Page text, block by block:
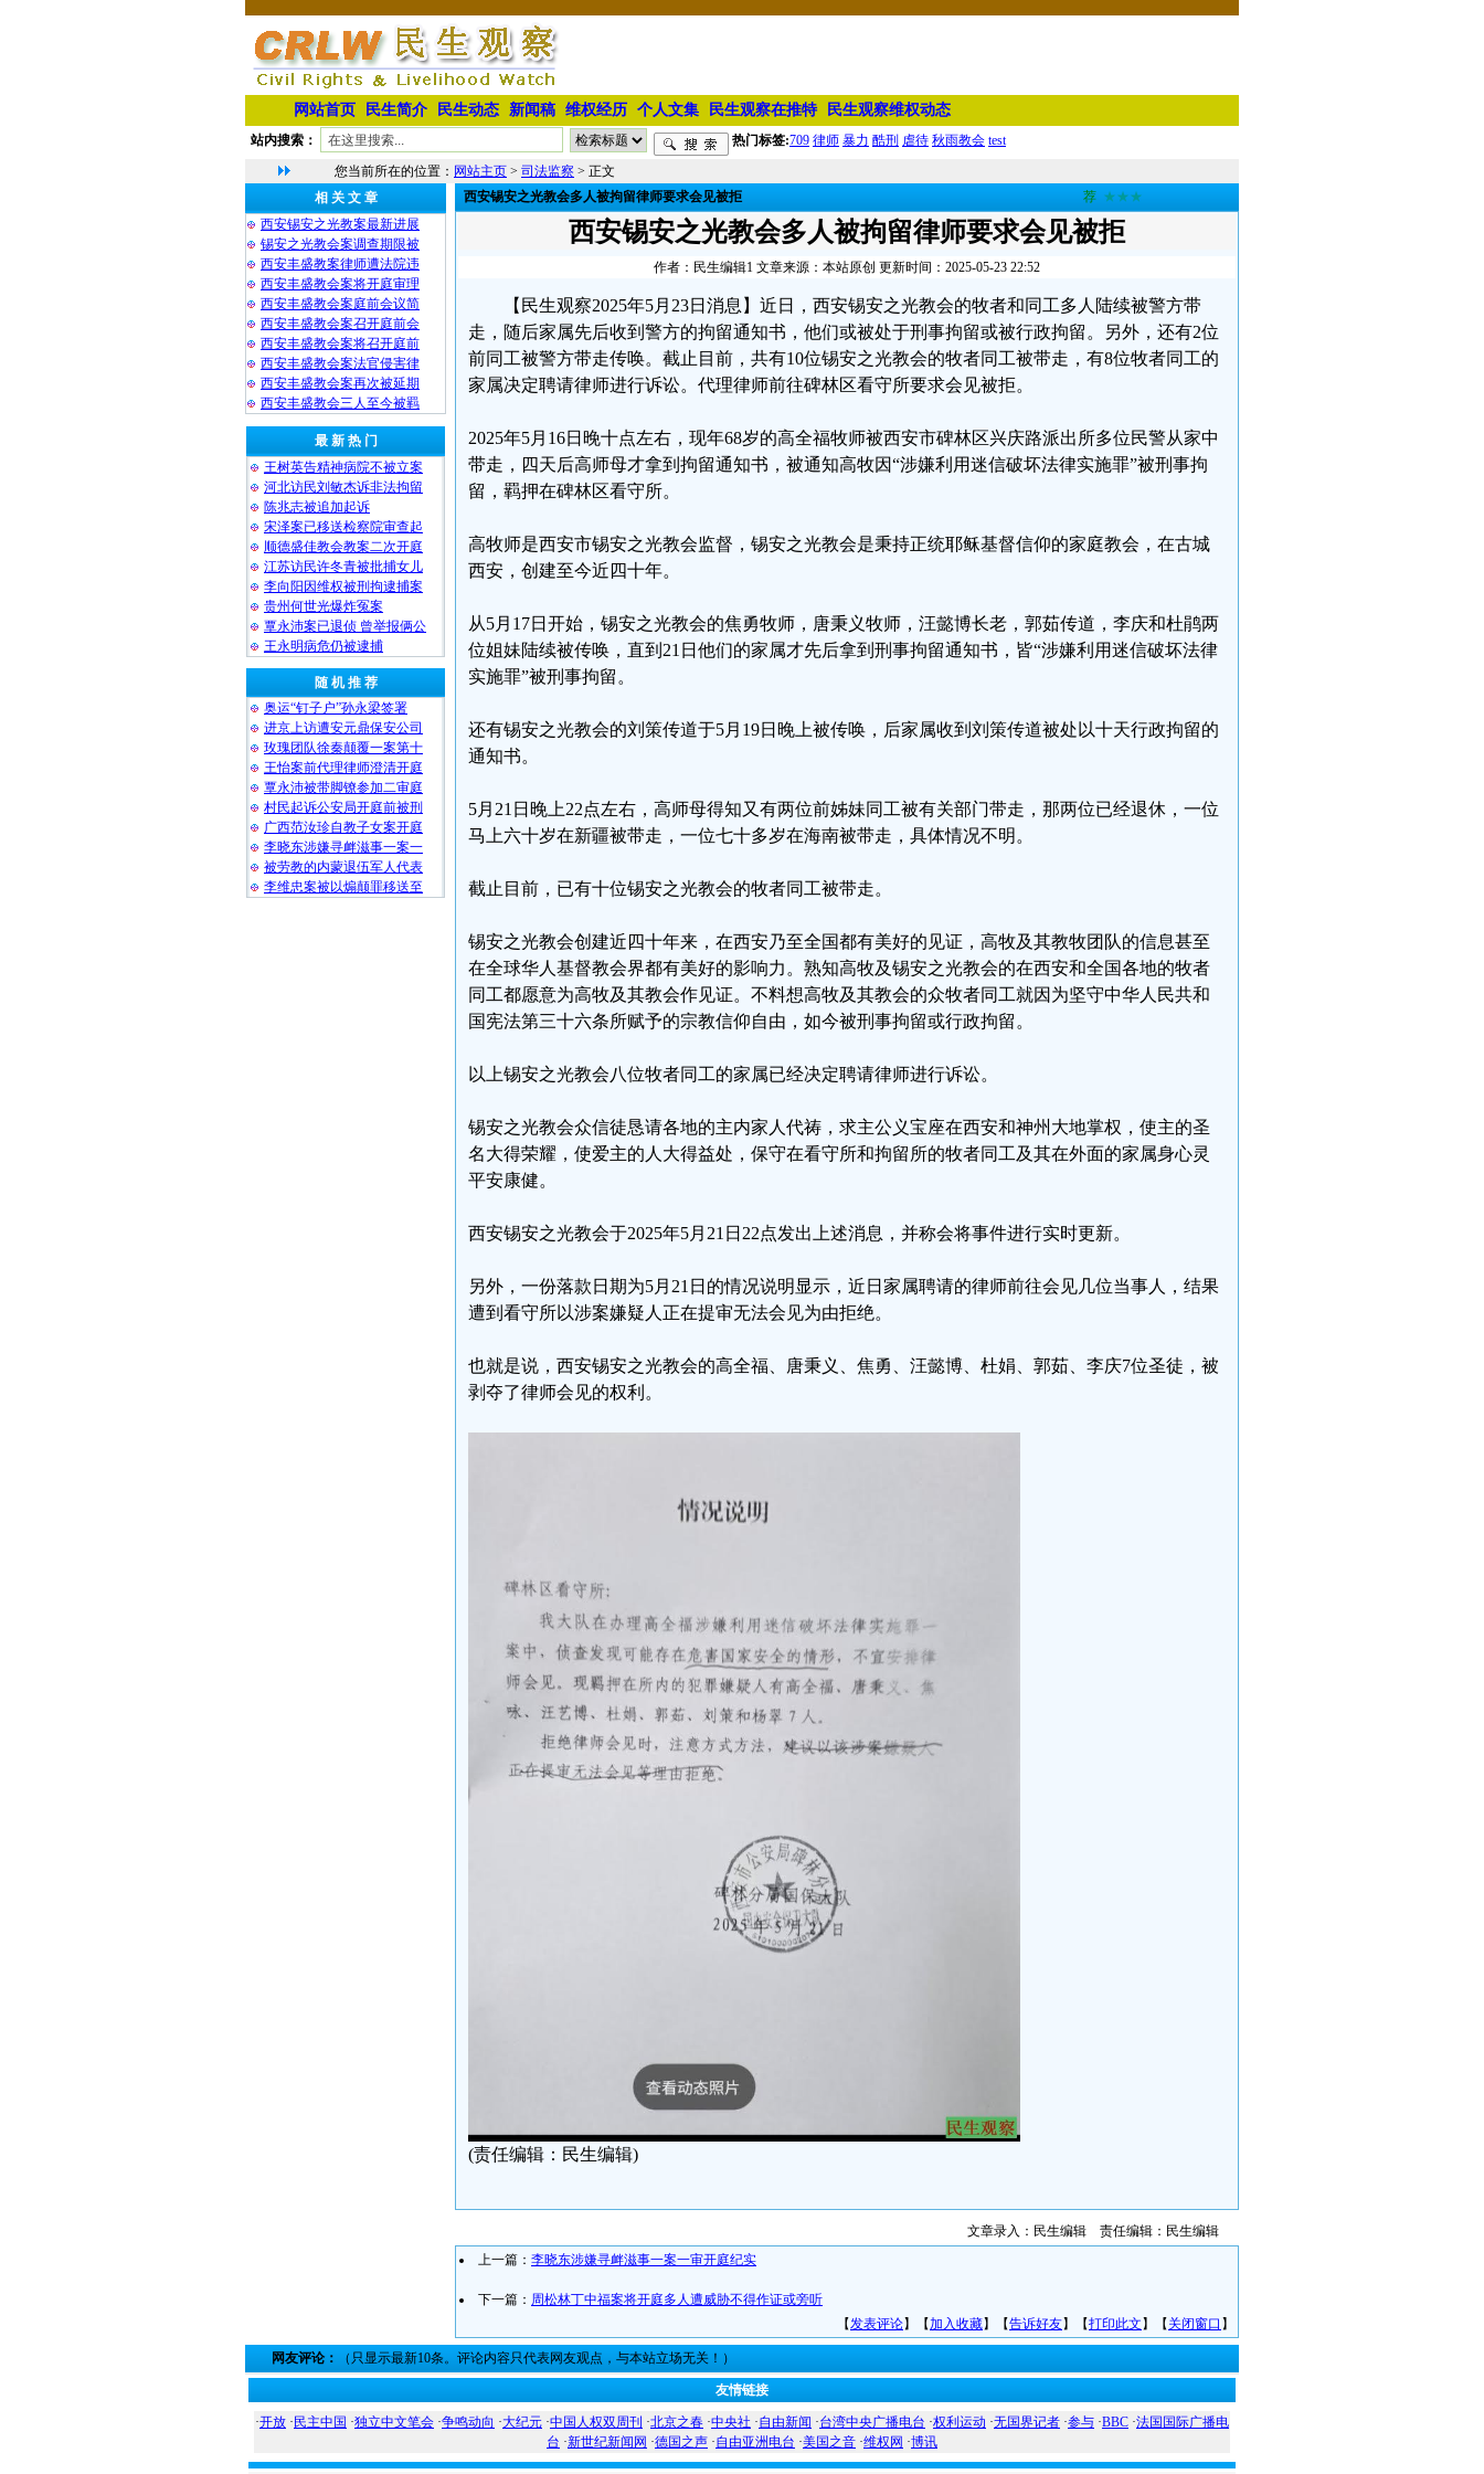
网站首页 民生简介 民生动态 新闻稿 维权经历 个人文集 民生观察在推特 民生观察维权动态
站内搜索： 热门标签:709 律师 暴力 酷刑 虐待 秋雨教会 test
您当前所在的位置： 网站主页 > 司法监察 > 正文
相 关 文 章
西安锡安之光教案最新进展
锡安之光教会案调查期限被
西安丰盛教案律师遭法院违
西安丰盛教会案将开庭审理
西安丰盛教会案庭前会议简
西安丰盛教会案召开庭前会
西安丰盛教会案将召开庭前
西安丰盛教会案法官侵害律
西安丰盛教会案再次被延期
西安丰盛教会三人至今被羁
最 新 热 门
王树英告精神病院不被立案
河北访民刘敏杰诉非法拘留
陈兆志被追加起诉
宋泽案已移送检察院审查起
顺德盛佳教会教案二次开庭
江苏访民许冬青被批捕女儿
李向阳因维权被刑拘逮捕案
贵州何世光爆炸冤案
覃永沛案已退侦 曾举报俩公
王永明病危仍被逮捕
随 机 推 荐
奥运“钉子户”孙永梁签署
进京上访遭安元鼎保安公司
玫瑰团队徐秦颠覆一案第十
王怡案前代理律师澄清开庭
覃永沛被带脚镣参加二审庭
村民起诉公安局开庭前被刑
广西范汝珍自教子女案开庭
李晓东涉嫌寻衅滋事一案一
被劳教的内蒙退伍军人代表
李维忠案被以煽颠罪移送至
西安锡安之光教会多人被拘留律师要求会见被拒 荐 ★★★
西安锡安之光教会多人被拘留律师要求会见被拒
作者：民生编辑1 文章来源：本站原创 更新时间：2025-05-23 22:52
【民生观察2025年5月23日消息】近日，西安锡安之光教会的牧者和同工多人陆续被警方带
走，随后家属先后收到警方的拘留通知书，他们或被处于刑事拘留或被行政拘留。另外，还有2位
前同工被警方带走传唤。截止目前，共有10位锡安之光教会的牧者同工被带走，有8位牧者同工的
家属决定聘请律师进行诉讼。代理律师前往碑林区看守所要求会见被拒。
2025年5月16日晚十点左右，现年68岁的高全福牧师被西安市碑林区兴庆路派出所多位民警从家中
带走，四天后高师母才拿到拘留通知书，被通知高牧因“涉嫌利用迷信破坏法律实施罪”被刑事拘
留，羁押在碑林区看守所。
高牧师是西安市锡安之光教会监督，锡安之光教会是秉持正统耶稣基督信仰的家庭教会，在古城
西安，创建至今近四十年。
从5月17日开始，锡安之光教会的焦勇牧师，唐秉义牧师，汪懿博长老，郭茹传道，李庆和杜鹃两
位姐妹陆续被传唤，直到21日他们的家属才先后拿到刑事拘留通知书，皆“涉嫌利用迷信破坏法律
实施罪”被刑事拘留。
还有锡安之光教会的刘策传道于5月19日晚上被传唤，后家属收到刘策传道被处以十天行政拘留的
通知书。
5月21日晚上22点左右，高师母得知又有两位前姊妹同工被有关部门带走，那两位已经退休，一位
马上六十岁在新疆被带走，一位七十多岁在海南被带走，具体情况不明。
截止目前，已有十位锡安之光教会的牧者同工被带走。
锡安之光教会创建近四十年来，在西安乃至全国都有美好的见证，高牧及其教牧团队的信息甚至
在全球华人基督教会界都有美好的影响力。熟知高牧及锡安之光教会的在西安和全国各地的牧者
同工都愿意为高牧及其教会作见证。不料想高牧及其教会的众牧者同工就因为坚守中华人民共和
国宪法第三十六条所赋予的宗教信仰自由，如今被刑事拘留或行政拘留。
以上锡安之光教会八位牧者同工的家属已经决定聘请律师进行诉讼。
锡安之光教会众信徒恳请各地的主内家人代祷，求主公义宝座在西安和神州大地掌权，使主的圣
名大得荣耀，使爱主的人大得益处，保守在看守所和拘留所的牧者同工及其在外面的家属身心灵
平安康健。
西安锡安之光教会于2025年5月21日22点发出上述消息，并称会将事件进行实时更新。
另外，一份落款日期为5月21日的情况说明显示，近日家属聘请的律师前往会见几位当事人，结果
遭到看守所以涉案嫌疑人正在提审无法会见为由拒绝。
也就是说，西安锡安之光教会的高全福、唐秉义、焦勇、汪懿博、杜娟、郭茹、李庆7位圣徒，被
剥夺了律师会见的权利。
(责任编辑：民生编辑)
文章录入：民生编辑 责任编辑：民生编辑
上一篇： 李晓东涉嫌寻衅滋事一案一审开庭纪实
下一篇： 周松林丁中福案将开庭多人遭威胁不得作证或旁听
【发表评论】【加入收藏】【告诉好友】【打印此文 】【 关闭窗口 】
网友评论： （只显示最新10条。评论内容只代表网友观点，与本站立场无关！）
友情链接
·开放 · 民主中国 ·独立中文笔会 ·争鸣动向 ·大纪元 ·中国人权双周刊 ·北京之春 ·中央社 ·自由新闻 ·台湾中央广播电台 ·权利运动 ·无国界记者 ·参与 ·BBC ·法国国际广播电
台 ·新世纪新闻网 ·德国之声 ·自由亚洲电台 ·美国之音 ·维权网 ·博讯